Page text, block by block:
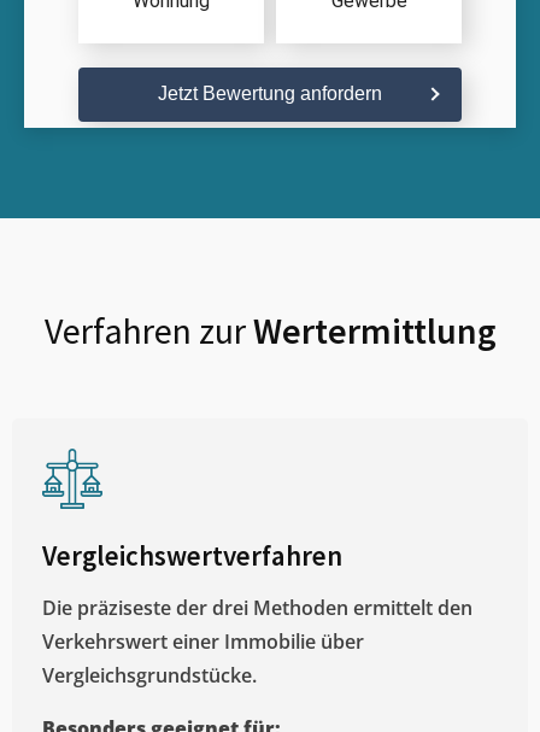
Jetzt Bewertung anfordern
Verfahren zurWertermittlung
Vergleichswertverfahren
Die präziseste der drei Methoden ermittelt den
Verkehrswert einer Immobilie über
Vergleichsgrundstücke.